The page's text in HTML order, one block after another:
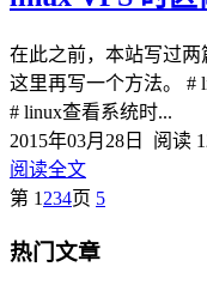
在此之前，本站写过两
这里再写一个方法。 #
# linux查看系统时...
2015年03月28日
阅读
阅读全文
第 1 234页 5
热门文章